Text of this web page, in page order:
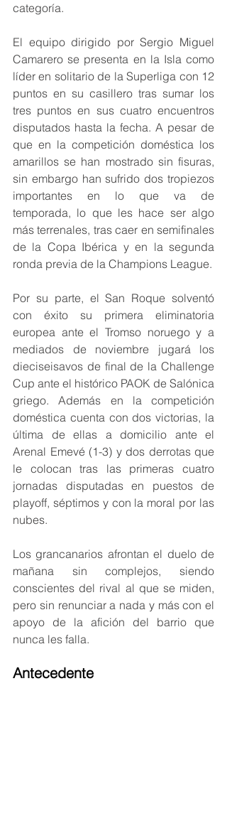
categoría.
El equipo dirigido por Sergio Miguel
Camarero se presenta en la Isla como
líder en solitario de la Superliga con 12
puntos en su casillero tras sumar los
tres puntos en sus cuatro encuentros
disputados hasta la fecha. A pesar de
que en la competición doméstica los
amarillos se han mostrado sin fisuras,
sin embargo han sufrido dos tropiezos
importantes en lo que va de
temporada, lo que les hace ser algo
más terrenales, tras caer en semifinales
de la Copa Ibérica y en la segunda
ronda previa de la Champions League.
Por su parte, el San Roque solventó
con éxito su primera eliminatoria
europea ante el Tromso noruego y a
mediados de noviembre jugará los
dieciseisavos de final de la Challenge
Cup ante el histórico PAOK de Salónica
griego. Además en la competición
doméstica cuenta con dos victorias, la
última de ellas a domicilio ante el
Arenal Emevé (1-3) y dos derrotas que
le colocan tras las primeras cuatro
jornadas disputadas en puestos de
playoff, séptimos y con la moral por las
nubes.
Los grancanarios afrontan el duelo de
mañana sin complejos, siendo
conscientes del rival al que se miden,
pero sin renunciar a nada y más con el
apoyo de la afición del barrio que
nunca les falla.
Antecedente